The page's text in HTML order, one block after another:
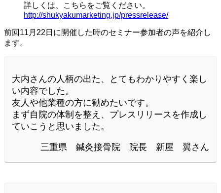
詳しくは、こちらをご覧ください。
http://shukyakumarketing.jp/pressrelease/
前回11月22日に開催した時のセミナー参加者の声を紹介し
ます。
大内さんの人柄の出た、とてもわかりやすく楽し
い内容でした。
友人や他業種の方に勧めたいです。
まず自院の体制を整え、プレスリリースを作成し
ていこうと思いました。
三重県 鍼灸接骨院 院長 新屋 翼さん